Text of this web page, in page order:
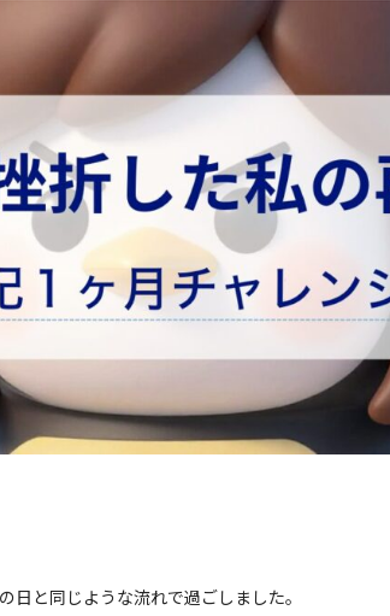
日と同じような流れで過ごしました。